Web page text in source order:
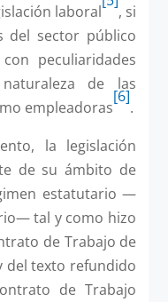
laboral
, si
del sector público
peculiaridades
de las
empleadoras
[6]
.
la legislación
de su ámbito de
estatutario —
tal y como hizo
de Trabajo de
del texto refundido
de Trabajo